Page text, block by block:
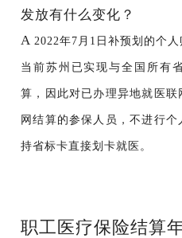
发放有什么变化？
A2022年7月1日补预划的个
当前苏州已实现与全国所有
算，因此对已办理异地就医
网结算的参保人员，不进行
持省标卡直接划卡就医。
职工医疗保险结算